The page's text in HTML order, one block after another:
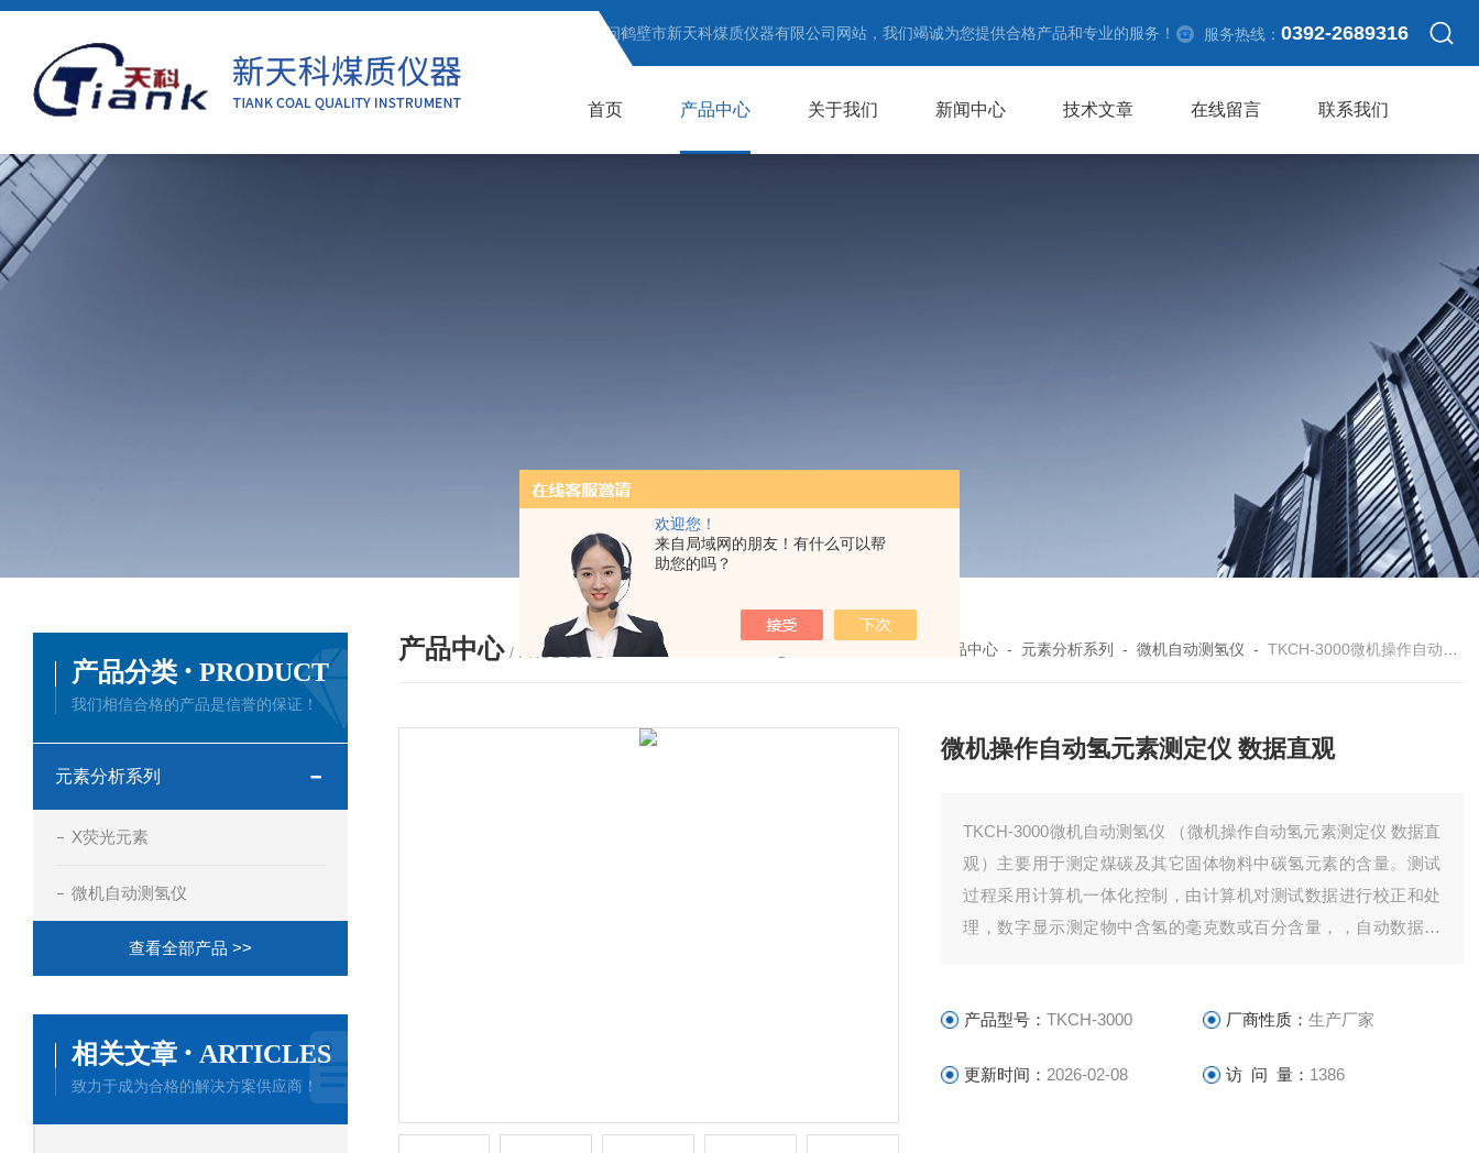
欢迎您！
来自局域网的朋友！有什么可以帮
助您的吗？
欢迎访问鹤壁市新天科煤质仪器有限公司网站，我们竭诚为您提供合格产品和专业的服务！ 服务热线： 0392-2689316
首页 产品中心 关于我们 新闻中心 技术文章 在线留言 联系我们
产品中心 / PRODUCTS 产品中心 - 元素分析系列 -微机自动测氢仪 -TKCH-3000微机操作自动氢元素测定仪 数据直观
微机操作自动氢元素测定仪 数据直观
TKCH-3000微机自动测氢仪 （微机操作自动氢元素测定仪 数据直
观）主要用于测定煤碳及其它固体物料中碳氢元素的含量。测试
过程采用计算机一体化控制，由计算机对测试数据进行校正和处
理，数字显示测定物中含氢的毫克数或百分含量，，自动数据处
产品型号：TKCH-3000 厂商性质： 生产厂家
更新时间： 2026-02-08 访 问 量： 1386
产品分类 · PRODUCT
我们相信合格的产品是信誉的保证！
元素分析系列
X荧光元素
微机自动测氢仪
查看全部产品 >>
相关文章 · ARTICLES
致力于成为合格的解决方案供应商！